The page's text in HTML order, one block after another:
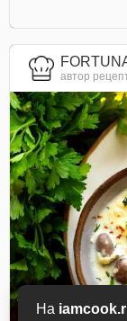
На
автор